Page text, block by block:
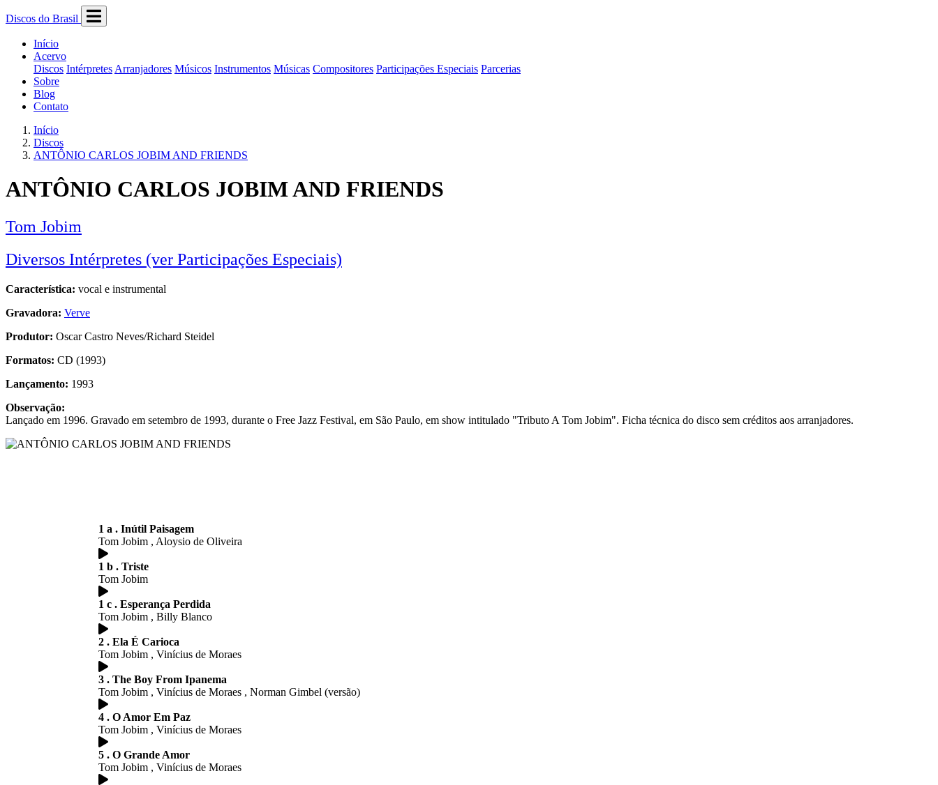
Discos do Brasil
Início
Acervo
Discos Intérpretes Arranjadores Músicos Instrumentos Músicas Compositores Participações Especiais Parcerias
Sobre
Blog
Contato
Início
Discos
ANTÔNIO CARLOS JOBIM AND FRIENDS
ANTÔNIO CARLOS JOBIM AND FRIENDS
Tom Jobim
Diversos Intérpretes (ver Participações Especiais)
Característica: vocal e instrumental
Gravadora: Verve
Produtor: Oscar Castro Neves/Richard Steidel
Formatos: CD (1993)
Lançamento: 1993
Observação:
Lançado em 1996. Gravado em setembro de 1993, durante o Free Jazz Festival, em São Paulo, em show intitulado "Tributo A Tom Jobim". Ficha técnica do disco sem créditos aos arranjadores.
1 a . Inútil Paisagem
Tom Jobim , Aloysio de Oliveira
1 b . Triste
Tom Jobim
1 c . Esperança Perdida
Tom Jobim , Billy Blanco
2 . Ela É Carioca
Tom Jobim , Vinícius de Moraes
3 . The Boy From Ipanema
Tom Jobim , Vinícius de Moraes , Norman Gimbel (versão)
4 . O Amor Em Paz
Tom Jobim , Vinícius de Moraes
5 . O Grande Amor
Tom Jobim , Vinícius de Moraes